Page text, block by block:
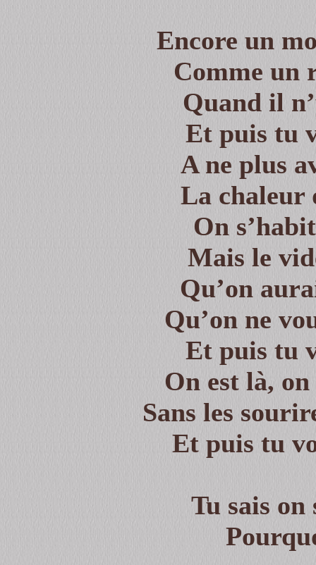
Encore un
Comme un
Quand il
Et puis tu
A ne plus
La chaleur
On
Mais le
Qu’on
Qu’on ne
Et puis tu
On est là,
Sans les
Et puis tu
Tu sais on